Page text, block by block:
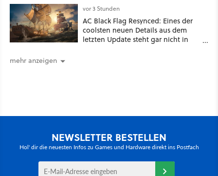
Spuren für die Ewigkeit
vor 3 Stunden
AC Black Flag Resynced: Eines der
coolsten neuen Details aus dem
letzten Update steht gar nicht in
mehr anzeigen
NEWSLETTER BESTELLEN
Hol' dir die neuesten Infos zu Games und Hardware direkt ins Postfach